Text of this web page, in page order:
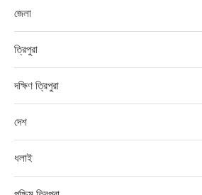
জেলা
ত্রিপুরা
দক্ষিণ ত্রিপুরা
দেশ
ধলাই